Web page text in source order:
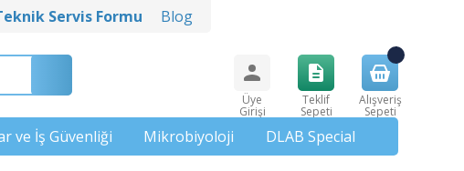
Servis Formu Blog
Üye
Girişi
Teklif
Sepeti
Alışveriş
Sepeti
ve İş Güvenliği Mikrobiyoloji DLAB Special